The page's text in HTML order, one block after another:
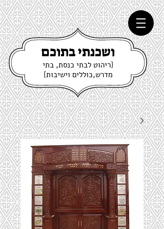
ושכנתי בתוכם
{ריהוט לבתי כנסת, בתי
מדרש,כוללים וישיבות}